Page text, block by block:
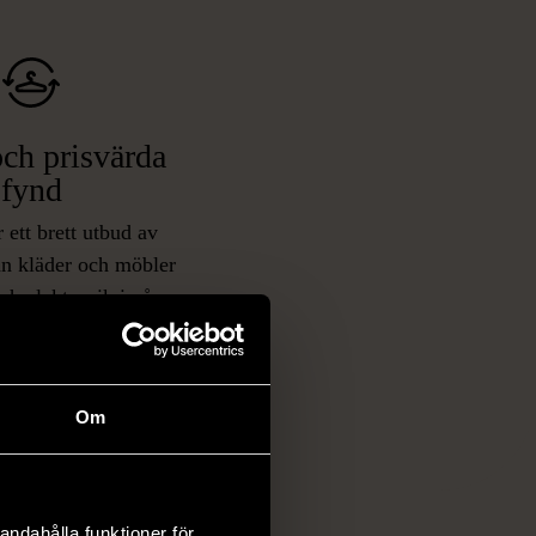
Om
prisvärda
fynd
ett brett utbud av
kläder och möbler
elektronik i våra
chansen att hitta
föremål som
vanliga butiker.